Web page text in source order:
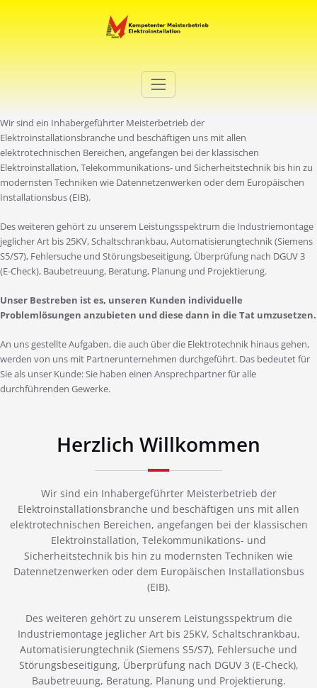
Elektro Martini
Wir sind ein Inhabergeführter Meisterbetrieb der
Elektroinstallationsbranche und beschäftigen uns mit allen
elektrotechnischen Bereichen, angefangen bei der klassischen
Elektroinstallation, Telekommunikations- und Sicherheitstechnik bis hin zu
modernsten Techniken wie Datennetzenwerken oder dem Europäischen
Installationsbus (EIB).
Des weiteren gehört zu unserem Leistungsspektrum die Industriemontage
jeglicher Art bis 25KV, Schaltschrankbau, Automatisierungtechnik (Siemens
S5/S7), Fehlersuche und Störungsbeseitigung, Überprüfung nach DGUV 3
(E-Check), Baubetreuung, Beratung, Planung und Projektierung.
Unser Bestreben ist es, unseren Kunden individuelle
Problemlösungen anzubieten und diese dann in die Tat umzusetzen.
An uns gestellte Aufgaben, die auch über die Elektrotechnik hinaus gehen,
werden von uns mit Partnerunternehmen durchgeführt. Das bedeutet für
Sie als unser Kunde: Sie haben einen Ansprechpartner für alle
durchführenden Gewerke.
Herzlich Willkommen
Wir sind ein Inhabergeführter Meisterbetrieb der
Elektroinstallationsbranche und beschäftigen uns mit allen
elektrotechnischen Bereichen, angefangen bei der klassischen
Elektroinstallation, Telekommunikations- und
Sicherheitstechnik bis hin zu modernsten Techniken wie
Datennetzenwerken oder dem Europäischen Installationsbus
(EIB).
Des weiteren gehört zu unserem Leistungsspektrum die
Industriemontage jeglicher Art bis 25KV, Schaltschrankbau,
Automatisierungtechnik (Siemens S5/S7), Fehlersuche und
Störungsbeseitigung, Überprüfung nach DGUV 3 (E-Check),
Baubetreuung, Beratung, Planung und Projektierung.